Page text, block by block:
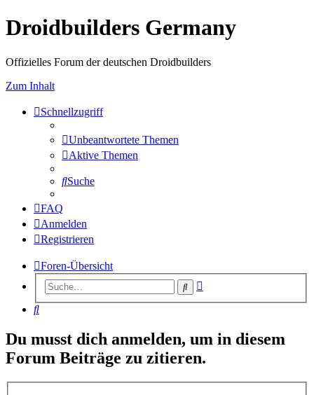
Droidbuilders Germany
Offizielles Forum der deutschen Droidbuilders
Zum Inhalt
Schnellzugriff
Unbeantwortete Themen
Aktive Themen
Suche
FAQ
Anmelden
Registrieren
Foren-Übersicht
Suche
Suche
Du musst dich anmelden, um in diesem
Forum Beiträge zu zitieren.